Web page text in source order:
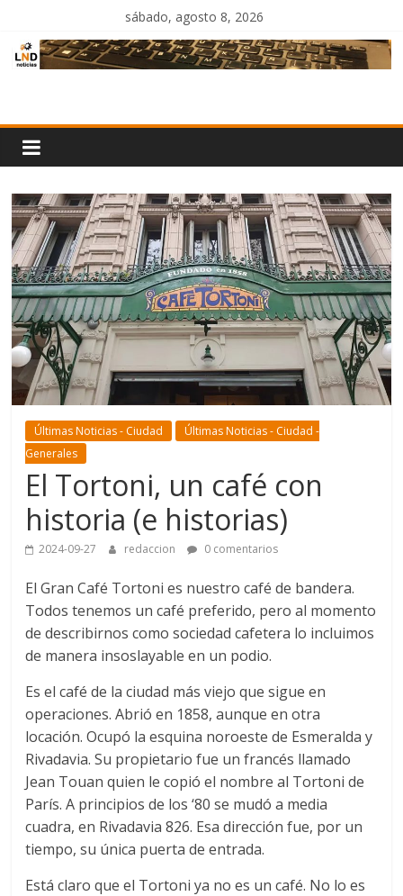
contenido
sábado, agosto 8, 2026
Noticias
Últimas Noticias - Ciudad
Últimas Noticias - Ciudad -
Generales
El Tortoni, un café con
historia (e historias)
2024-09-27 redaccion 0 comentarios
El Gran Café Tortoni es nuestro café de bandera.
Todos tenemos un café preferido, pero al momento
de describirnos como sociedad cafetera lo incluimos
de manera insoslayable en un podio.
Es el café de la ciudad más viejo que sigue en
operaciones. Abrió en 1858, aunque en otra
locación. Ocupó la esquina noroeste de Esmeralda y
Rivadavia. Su propietario fue un francés llamado
Jean Touan quien le copió el nombre al Tortoni de
París. A principios de los ‘80 se mudó a media
cuadra, en Rivadavia 826. Esa dirección fue, por un
tiempo, su única puerta de entrada.
Está claro que el Tortoni ya no es un café. No lo es